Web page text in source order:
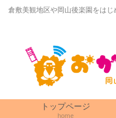
倉敷美観地区や岡山後楽園をは
トップページ
home